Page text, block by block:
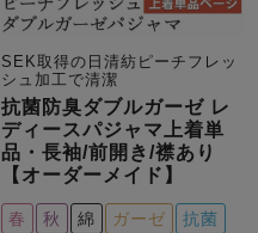
SEK取得の日清紡ピーチフレッ
シュ加工で清潔
抗菌防臭ダブルガーゼ レ
ディースパジャマ上着単
品・長袖/前開き/襟あり
【オーダーメイド】
春 秋 綿 ガーゼ 抗菌